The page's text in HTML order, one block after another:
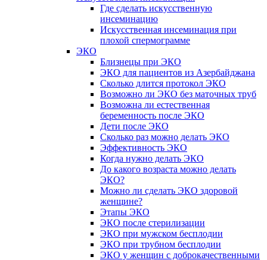
Где сделать искусственную
инсеминацию
Искусственная инсеминация при
плохой спермограмме
ЭКО
Близнецы при ЭКО
ЭКО для пациентов из Азербайджана
Сколько длится протокол ЭКО
Возможно ли ЭКО без маточных труб
Возможна ли естественная
беременность после ЭКО
Дети после ЭКО
Сколько раз можно делать ЭКО
Эффективность ЭКО
Когда нужно делать ЭКО
До какого возраста можно делать
ЭКО?
Можно ли сделать ЭКО здоровой
женщине?
Этапы ЭКО
ЭКО после стерилизации
ЭКО при мужском бесплодии
ЭКО при трубном бесплодии
ЭКО у женщин с доброкачественными